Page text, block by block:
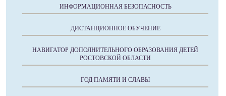
ИНФОРМАЦИОННАЯ БЕЗОПАСНОСТЬ
ДИСТАНЦИОННОЕ ОБУЧЕНИЕ
НАВИГАТОР ДОПОЛНИТЕЛЬНОГО ОБРАЗОВАНИЯ ДЕТЕЙ
РОСТОВСКОЙ ОБЛАСТИ
ГОД ПАМЯТИ И СЛАВЫ